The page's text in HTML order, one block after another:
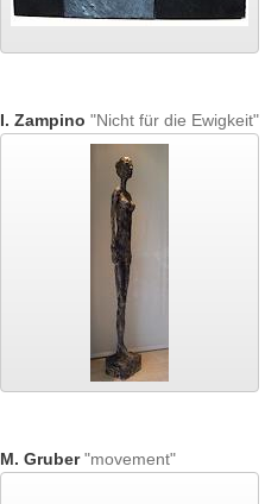
I. Zampino "Nicht für die Ewigkeit"
M. Gruber"movement"